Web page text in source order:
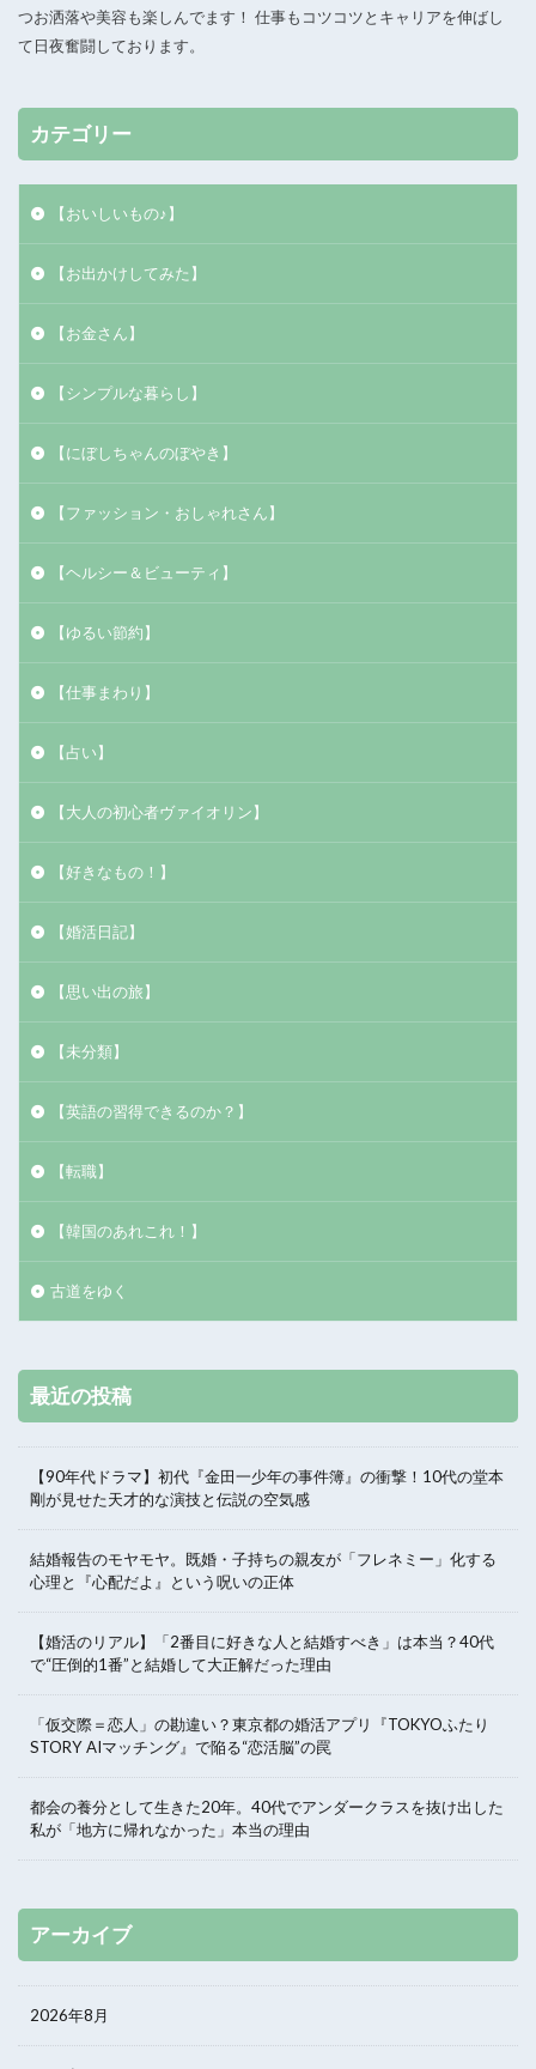
つお洒落や美容も楽しんでます！ 仕事もコツコツとキャリアを伸ばし
て日夜奮闘しております。
カテゴリー
【おいしいもの♪】
【お出かけしてみた】
【お金さん】
【シンプルな暮らし】
【にぼしちゃんのぼやき】
【ファッション・おしゃれさん】
【ヘルシー＆ビューティ】
【ゆるい節約】
【仕事まわり】
【占い】
【大人の初心者ヴァイオリン】
【好きなもの！】
【婚活日記】
【思い出の旅】
【未分類】
【英語の習得できるのか？】
【転職】
【韓国のあれこれ！】
古道をゆく
最近の投稿
【90年代ドラマ】初代『金田一少年の事件簿』の衝撃！10代の堂本
剛が見せた天才的な演技と伝説の空気感
結婚報告のモヤモヤ。既婚・子持ちの親友が「フレネミー」化する
心理と『心配だよ』という呪いの正体
【婚活のリアル】「2番目に好きな人と結婚すべき」は本当？40代
で“圧倒的1番”と結婚して大正解だった理由
「仮交際＝恋人」の勘違い？東京都の婚活アプリ『TOKYOふたり
STORY AIマッチング』で陥る“恋活脳”の罠
都会の養分として生きた20年。40代でアンダークラスを抜け出した
私が「地方に帰れなかった」本当の理由
アーカイブ
2026年8月